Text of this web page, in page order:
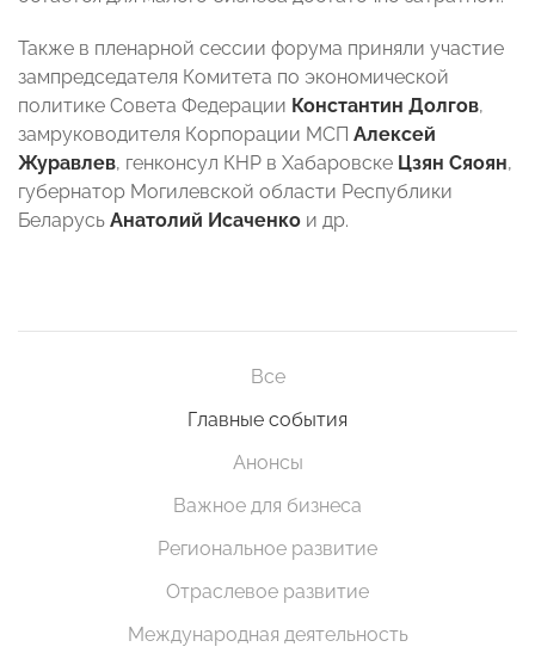
Также в пленарной сессии форума приняли участие
зампредседателя Комитета по экономической
политике Совета Федерации Константин Долгов,
замруководителя Корпорации МСП Алексей
Журавлев, генконсул КНР в Хабаровске Цзян Сяоян,
губернатор Могилевской области Республики
Беларусь Анатолий Исаченко и др.
Все
Главные события
Анонсы
Важное для бизнеса
Региональное развитие
Отраслевое развитие
Международная деятельность